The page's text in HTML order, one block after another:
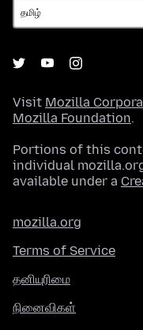
Visit Mozilla
Mozilla Foundation.
Portions of this
individual
available under a
mozilla.org
Terms of Service
தனியுரிமை
நினைவிகள்